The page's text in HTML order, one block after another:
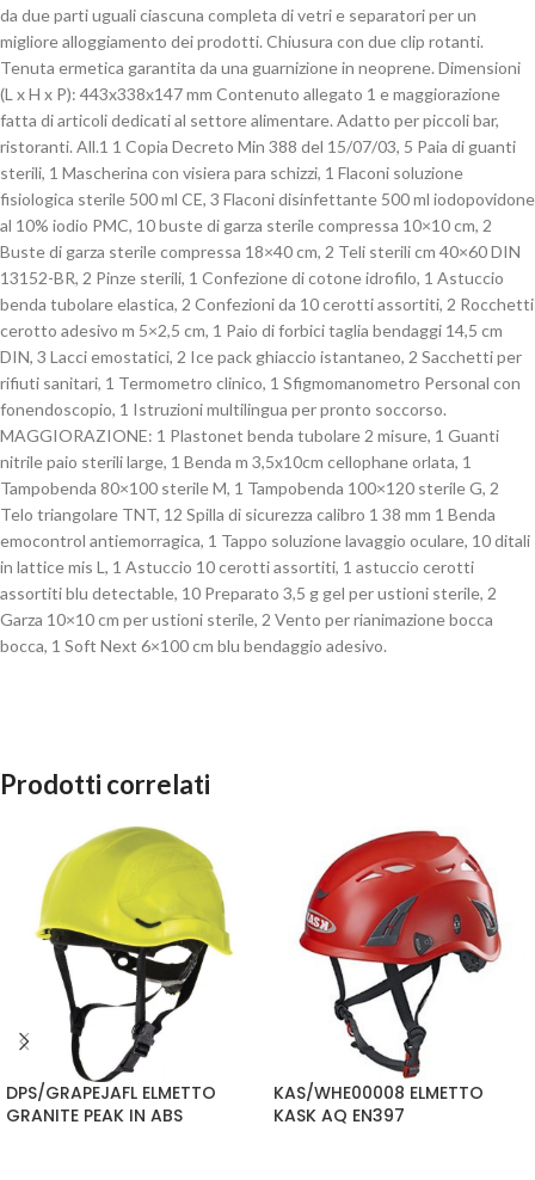
da due parti uguali ciascuna completa di vetri e separatori per un
migliore alloggiamento dei prodotti. Chiusura con due clip rotanti.
Tenuta ermetica garantita da una guarnizione in neoprene. Dimensioni
(L x H x P): 443x338x147 mm Contenuto allegato 1 e maggiorazione
fatta di articoli dedicati al settore alimentare. Adatto per piccoli bar,
ristoranti. All.1 1 Copia Decreto Min 388 del 15/07/03, 5 Paia di guanti
sterili, 1 Mascherina con visiera para schizzi, 1 Flaconi soluzione
fisiologica sterile 500 ml CE, 3 Flaconi disinfettante 500 ml iodopovidone
al 10% iodio PMC, 10 buste di garza sterile compressa 10×10 cm, 2
Buste di garza sterile compressa 18×40 cm, 2 Teli sterili cm 40×60 DIN
13152-BR, 2 Pinze sterili, 1 Confezione di cotone idrofilo, 1 Astuccio
benda tubolare elastica, 2 Confezioni da 10 cerotti assortiti, 2 Rocchetti
cerotto adesivo m 5×2,5 cm, 1 Paio di forbici taglia bendaggi 14,5 cm
DIN, 3 Lacci emostatici, 2 Ice pack ghiaccio istantaneo, 2 Sacchetti per
rifiuti sanitari, 1 Termometro clinico, 1 Sfigmomanometro Personal con
fonendoscopio, 1 Istruzioni multilingua per pronto soccorso.
MAGGIORAZIONE: 1 Plastonet benda tubolare 2 misure, 1 Guanti
nitrile paio sterili large, 1 Benda m 3,5x10cm cellophane orlata, 1
Tampobenda 80×100 sterile M, 1 Tampobenda 100×120 sterile G, 2
Telo triangolare TNT, 12 Spilla di sicurezza calibro 1 38 mm 1 Benda
emocontrol antiemorragica, 1 Tappo soluzione lavaggio oculare, 10 ditali
in lattice mis L, 1 Astuccio 10 cerotti assortiti, 1 astuccio cerotti
assortiti blu detectable, 10 Preparato 3,5 g gel per ustioni sterile, 2
Garza 10×10 cm per ustioni sterile, 2 Vento per rianimazione bocca
bocca, 1 Soft Next 6×100 cm blu bendaggio adesivo.
Prodotti correlati
DPS/GRAPEJAFL ELMETTO
GRANITE PEAK IN ABS
KAS/WHE00008 ELMETTO
KASK AQ EN397